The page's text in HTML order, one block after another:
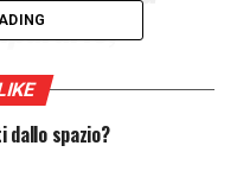
studio
dallo spazio?